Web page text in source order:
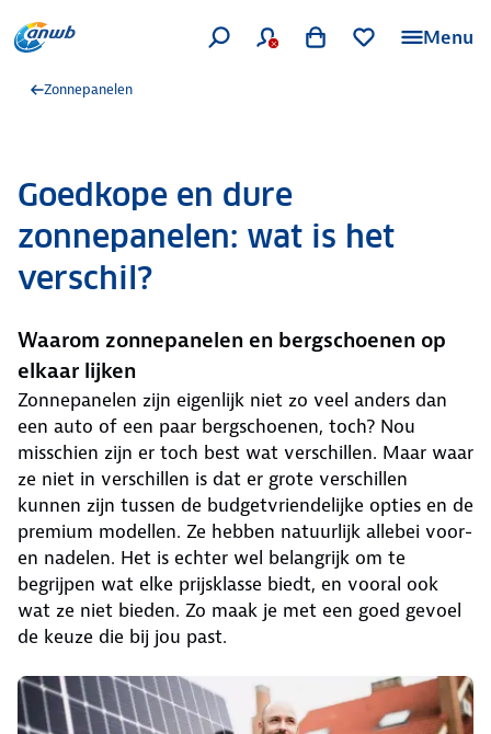
Menu
Zonnepanelen
Goedkope en dure
zonnepanelen: wat is het
verschil?
Waarom zonnepanelen en bergschoenen op
elkaar lijken
Zonnepanelen zijn eigenlijk niet zo veel anders dan
een auto of een paar bergschoenen, toch? Nou
misschien zijn er toch best wat verschillen. Maar waar
ze niet in verschillen is dat er grote verschillen
kunnen zijn tussen de budgetvriendelijke opties en de
premium modellen. Ze hebben natuurlijk allebei voor-
en nadelen. Het is echter wel belangrijk om te
begrijpen wat elke prijsklasse biedt, en vooral ook
wat ze niet bieden. Zo maak je met een goed gevoel
de keuze die bij jou past.